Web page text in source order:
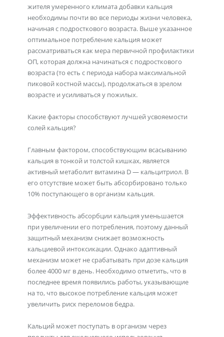
жителя умеренного климата добавки кальция
необходимы почти во все периоды жизни человека,
начиная с подросткового возраста. Выше указанное
оптимальное потребление кальция может
рассматриваться как мера первичной профилактики
ОП, которая должна начинаться с подросткового
возраста (то есть с периода набора максимальной
пиковой костной массы), продолжаться в зрелом
возрасте и усиливаться у пожилых.
Какие факторы способствуют лучшей усвояемости
солей кальция?
Главным фактором, способствующим всасыванию
кальция в тонкой и толстой кишках, является
активный метаболит витамина D — кальцитриол. В
его отсутствие может быть абсорбировано только
10% поступающего в организм кальция.
Эффективность абсорбции кальция уменьшается
при увеличении его потребления, поэтому данный
защитный механизм снижает возможность
кальциевой интоксикации. Однако адаптивный
механизм может не срабатывать при дозе кальция
более 4000 мг в день. Необходимо отметить, что в
последнее время появились работы, указывающие
на то, что высокое потребление кальция может
увеличить риск переломов бедра.
Кальций может поступать в организм через